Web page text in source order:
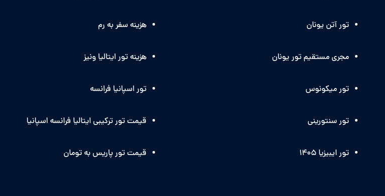
تور آتن یونان
مجری مستقیم تور یونان
تور میکونوس
تور سنتورینی
تور ایبیزیا 1405
هزینه سفر به رم
هزینه تور ایتالیا ونیز
تور اسپانیا فرانسه
قیمت تور ترکیبی ایتالیا فرانسه اسپانیا
قیمت تور پاریس به تومان